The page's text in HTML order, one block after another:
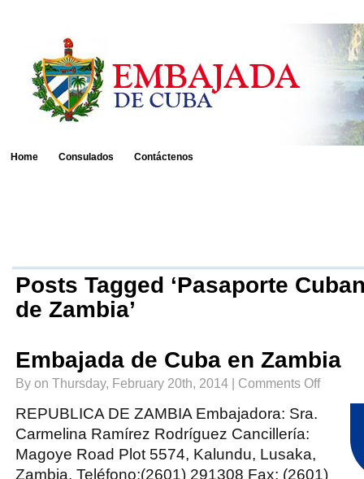
Home Consulados Contáctenos
Posts Tagged ‘Pasaporte
de Zambia’
Embajada de Cuba en Zambia
By on Thursday, February 20th, 2014 | Comments Offon
REPUBLICA DE ZAMBIA Embajadora: Sra.
Carmelina Ramírez Rodríguez Cancillería:
Magoye Road Plot 5574, Kalundu, Lusaka,
Zambia. Teléfono:(2601) 291308 Fax: (2601)